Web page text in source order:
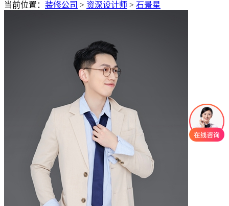
当前位置： 装修公司 > 资深设计师 > 石景星